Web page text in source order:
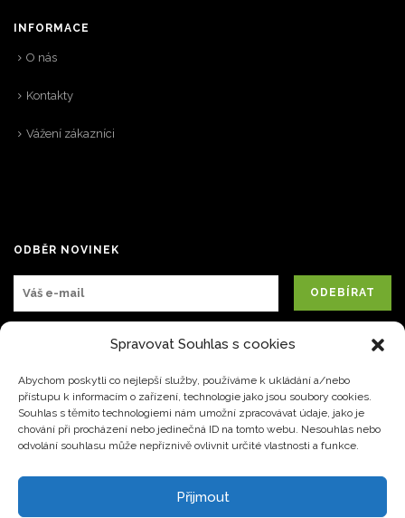
Spravovat Souhlas s cookies
Abychom poskytli co nejlepší služby, používáme k ukládání a/nebo
přístupu k informacím o zařízení, technologie jako jsou soubory cookies.
Souhlas s těmito technologiemi nám umožní zpracovávat údaje, jako je
chování při procházení nebo jedinečná ID na tomto webu. Nesouhlas nebo
odvolání souhlasu může nepříznivě ovlivnit určité vlastnosti a funkce.
Přijmout
INFORMACE
O nás
Kontakty
Vážení zákazníci
ODBĚR NOVINEK
JUDr. Krpaty 645 Pardubice 530 03+420 773 252 633